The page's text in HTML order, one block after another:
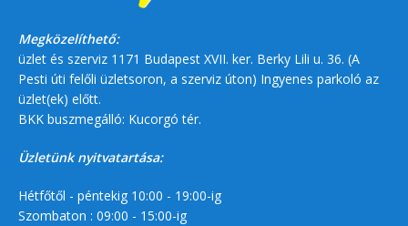
Megközelíthető:
üzlet és szerviz 1171 Budapest XVII. ker. Berky Lili u. 36. (A
Pesti úti felőli üzletsoron, a szerviz úton) Ingyenes parkoló az
üzlet(ek) előtt.
BKK buszmegálló: Kucorgó tér.
Üzletünk nyitvatartása:
Hétfőtől - péntekig 10:00 - 19:00-ig
Szombaton : 09:00 - 15:00-ig